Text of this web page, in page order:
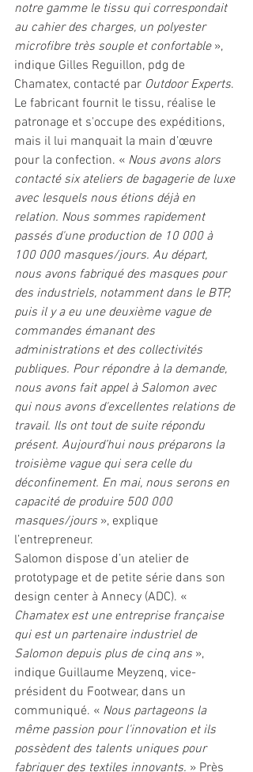
notre gamme le tissu qui correspondait
au cahier des charges, un polyester
microfibre très souple et confortable »,
indique Gilles Reguillon, pdg de
Chamatex, contacté par Outdoor Experts.
Le fabricant fournit le tissu, réalise le
patronage et s'occupe des expéditions,
mais il lui manquait la main d’œuvre
pour la confection. « Nous avons alors
contacté six ateliers de bagagerie de luxe
avec lesquels nous étions déjà en
relation. Nous sommes rapidement
passés d'une production de 10 000 à
100 000 masques/jours. Au départ,
nous avons fabriqué des masques pour
des industriels, notamment dans le BTP,
puis il y a eu une deuxième vague de
commandes émanant des
administrations et des collectivités
publiques. Pour répondre à la demande,
nous avons fait appel à Salomon avec
qui nous avons d'excellentes relations de
travail. Ils ont tout de suite répondu
présent. Aujourd’hui nous préparons la
troisième vague qui sera celle du
déconfinement. En mai, nous serons en
capacité de produire 500 000
masques/jours », explique
l’entrepreneur.
Salomon dispose d’un atelier de
prototypage et de petite série dans son
design center à Annecy (ADC). «
Chamatex est une entreprise française
qui est un partenaire industriel de
Salomon depuis plus de cinq ans »,
indique Guillaume Meyzenq, vice-
président du Footwear, dans un
communiqué. « Nous partageons la
même passion pour l'innovation et ils
possèdent des talents uniques pour
fabriquer des textiles innovants. » Près